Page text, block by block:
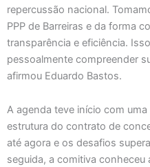
repercussão nacional.
PPP de Barreiras e da forma
transparência e eficiência.
pessoalmente compreender
afirmou Eduardo Bastos.
A agenda teve início com
estrutura do contrato de
até agora e os desafios
seguida, a comitiva conheceu